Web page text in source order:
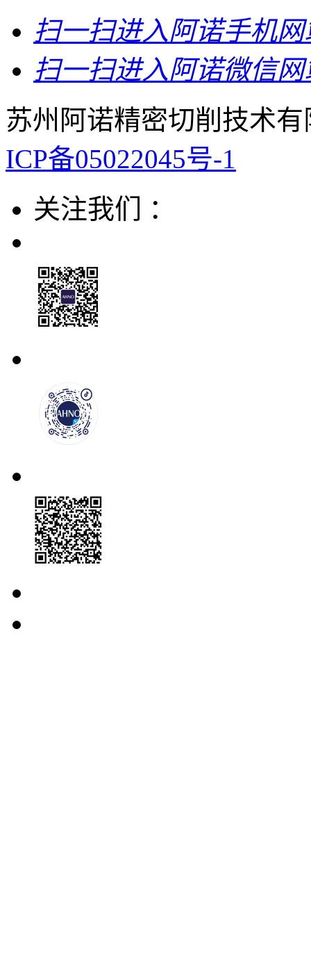
扫一扫进入阿诺手机网
扫一扫进入阿诺微信网
苏州阿诺精密切削技术
ICP备05022045号-1
关注我们 ：